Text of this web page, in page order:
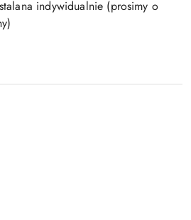
indywidualnie (prosimy o